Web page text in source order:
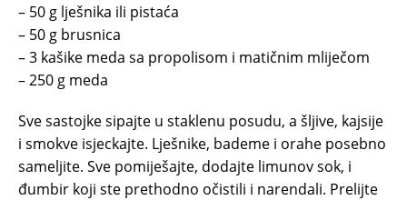
– 50 g lješnika ili pistaća
– 50 g brusnica
– 3 kašike meda sa propolisom i matičnim mliječom
– 250 g meda
Sve sastojke sipajte u staklenu posudu, a šljive, kajsije
i smokve isjeckajte. Lješnike, bademe i orahe posebno
sameljite. Sve pomiješajte, dodajte limunov sok, i
đumbir koji ste prethodno očistili i narendali. Prelijte